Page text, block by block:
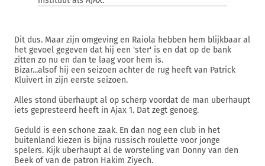
Dit dus. Maar zijn omgeving en Raiola hebben hem blijkbaar al
het gevoel gegeven dat hij een 'ster' is en dat op de bank
zitten zo nu en dan te laag voor hem is.
Bizar...alsof hij een seizoen achter de rug heeft van Patrick
Kluivert in zijn eerste seizoen.
Alles stond überhaupt al op scherp voordat de man uberhaupt
iets gepresteerd heeft in Ajax 1. Dat zegt genoeg.
Geduld is een schone zaak. En dan nog een club in het
buitenland kiezen is bijna russisch roulette voor jonge
spelers. Kijk uberhaupt al de worsteling van Donny van den
Beek of van de patron Hakim Ziyech.